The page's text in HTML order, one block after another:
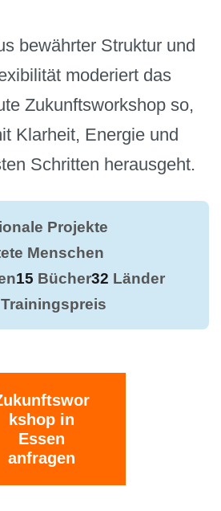
bewährter Struktur und
moderiert das
Zukunftsworkshop so,
Klarheit, Energie und
Schritten herausgeht.
Projekte
Menschen
15 Bücher32 Länder
kshop in
Essen
anfragen